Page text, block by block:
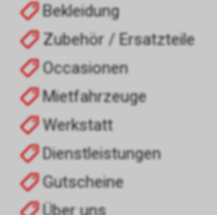
Bekleidung
Zubehör / Ersatzteile
Occasionen
Mietfahrzeuge
Werkstatt
Dienstleistungen
Gutscheine
Über uns